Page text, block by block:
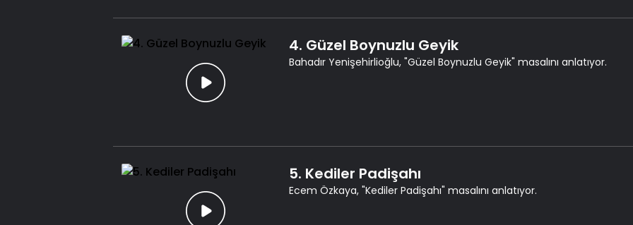
4. Güzel Boynuzlu Geyik
Bahadır Yenişehirlioğlu, "Güzel Boynuzlu Geyik" masalını anlatıyor.
5. Kediler Padişahı
Ecem Özkaya, "Kediler Padişahı" masalını anlatıyor.